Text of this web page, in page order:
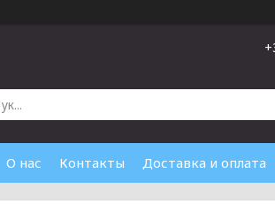
О нас Контакты Доставка и оплата